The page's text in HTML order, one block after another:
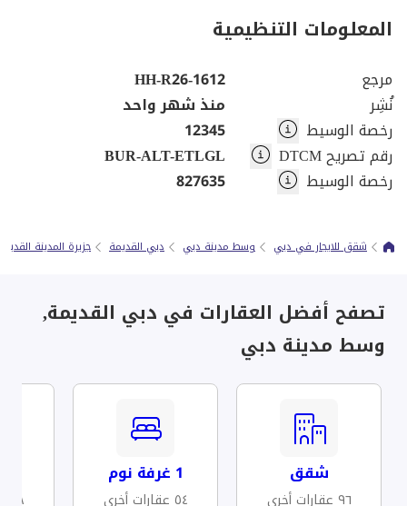
المعلومات التنظيمية
مرجع
HH-R26-1612
نُشِر
منذ شهر واحد
رخصة الوسيط
12345
رقم تصريح DTCM
BUR-ALT-ETLGL
رخصة الوسيط
827635
شقق للايجار في دبي وسط مدينة دبي دبي القديمة جزيرة المدينة
تصفح أفضل العقارات في دبي القديمة,
وسط مدينة دبي
شقق
٩٦ عقارات أخرى
1 غرفة نوم
٥٤ عقارات أخرى ٤٨ عقارات أخرى